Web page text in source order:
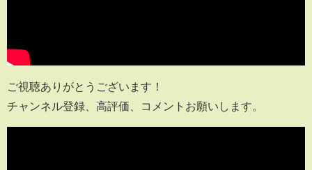
ご視聴ありがとうございます！
チャンネル登録、高評価、コメントお願いします。